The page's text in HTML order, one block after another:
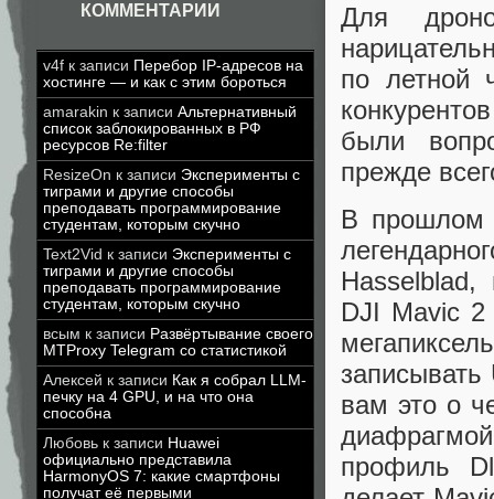
КОММЕНТАРИИ
v4f к записи Перебор IP-адресов на
хостинге — и как с этим бороться
amarakin к записи Альтернативный
список заблокированных в РФ
ресурсов Re:filter
ResizeOn к записи Эксперименты с
тиграми и другие способы
преподавать программирование
студентам, которым скучно
Text2Vid к записи Эксперименты с
тиграми и другие способы
преподавать программирование
студентам, которым скучно
всым к записи Развёртывание своего
MTProxy Telegram со статистикой
Алексей к записи Как я собрал LLM-
печку на 4 GPU, и на что она
способна
Любовь к записи Huawei
официально представила
HarmonyOS 7: какие смартфоны
получат её первыми
Для
по летной
были
прежде
В прошлом
Hasselblad,
DJI Mavic 2
вам это о
профиль